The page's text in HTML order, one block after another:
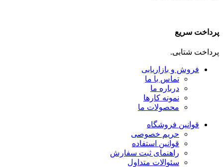
پرداخت سریع
پرداخت شتابی.
فروش و بازاریابی
تماس با ما
درباره ما
نمونه کارها
محصولات ما
قوانین فروشگاه
حریم خصوصی
قوانین استفاده
راهنمای ثبت سفارش
سئوالات متداول